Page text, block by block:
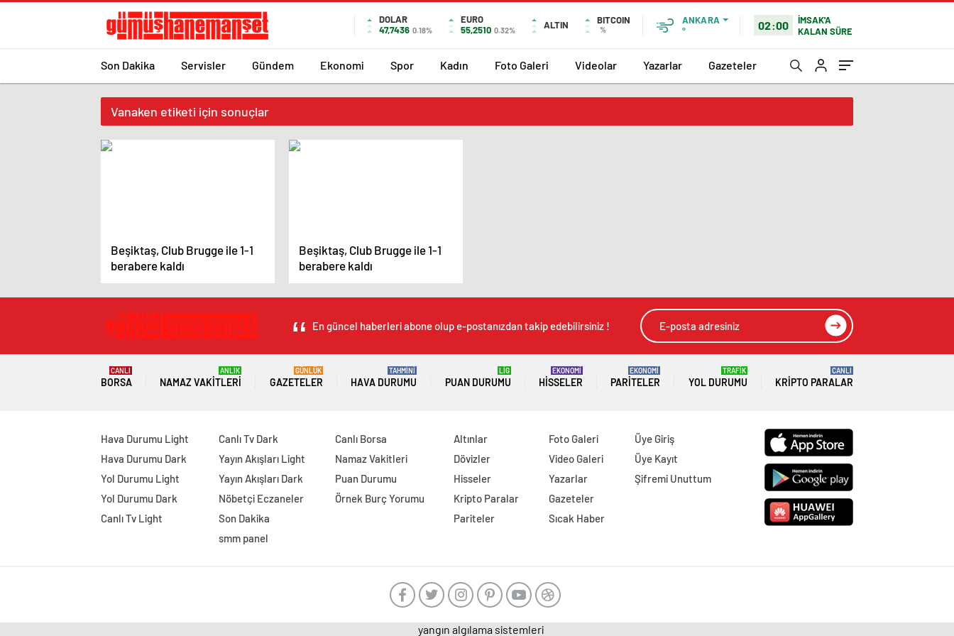
DOLAR
47,7436 0.18%
EURO
55,2510 0.32% ALTIN BITCOIN
%
ANKARA
°
02:00
İMSAK'A
KALAN SÜRE
Son Dakika Servisler Gündem Ekonomi Spor Kadın Foto Galeri Videolar Yazarlar Gazeteler
Vanaken etiketi için sonuçlar
Beşiktaş, Club Brugge ile 1-1
berabere kaldı
Beşiktaş, Club Brugge ile 1-1
berabere kaldı
En güncel haberleri abone olup e-postanızdan takip edebilirsiniz !
BORSA
CANLI
NAMAZ VAKITLERI
ANLIK
GAZETELER
GÜNLÜK
HAVA DURUMU
TAHMİNİ
PUAN DURUMU
LİG
HISSELER
EKONOMİ
PARITELER
EKONOMİ
YOL DURUMU
TRAFİK
KRIPTO PARALAR
CANLI
Hava Durumu Light
Hava Durumu Dark
Yol Durumu Light
Yol Durumu Dark
Canlı Tv Light
Canlı Tv Dark
Yayın Akışları Light
Yayın Akışları Dark
Nöbetçi Eczaneler
Son Dakika
smm panel
Canlı Borsa
Namaz Vakitleri
Puan Durumu
Örnek Burç Yorumu
Altınlar
Dövizler
Hisseler
Kripto Paralar
Pariteler
Foto Galeri
Video Galeri
Yazarlar
Gazeteler
Sıcak Haber
Üye Giriş
Üye Kayıt
Şifremi Unuttum
yangın algılama sistemleri